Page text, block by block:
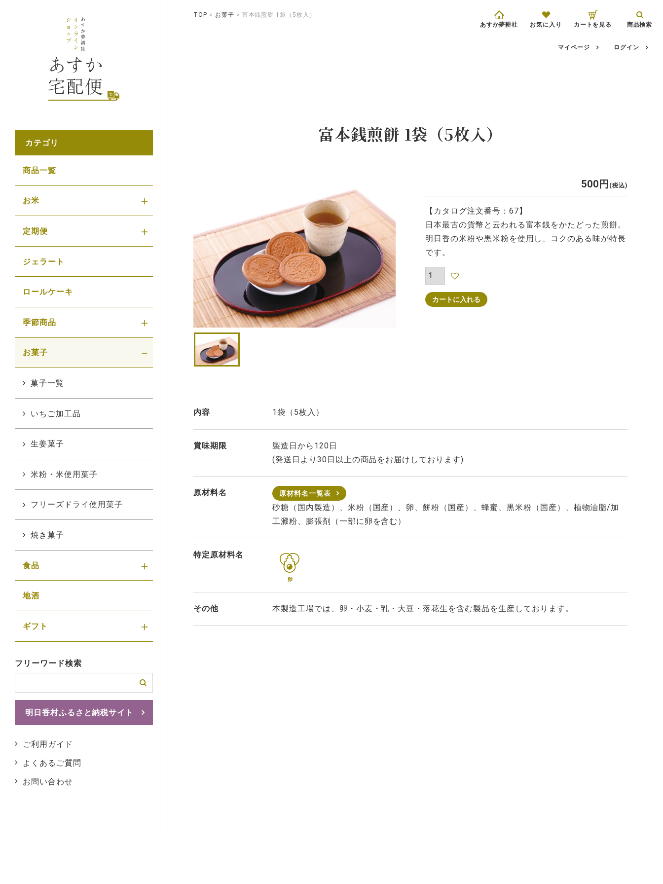
あすか夢耕社 お気に入り カートを見る 商品検索
マイページ ログイン
TOP お菓子 富本銭煎餅 1袋（5枚入）
富本銭煎餅 1袋（5枚入）
500 税込
【カタログ注文番号：67】
日本最古の貨幣と云われる富本銭をかたどった煎餅。
明日香の米粉や黒米粉を使用し、コクのある味が特長
です。
カートに入れる
内容 1袋（5枚入）
賞味期限
製造日から120日
(発送日より30日以上の商品をお届けしております)
原材料名 原材料名一覧表
砂糖（国内製造）、米粉（国産）、卵、餅粉（国産）、蜂蜜、黒米粉（国産）、植物油脂/加
工澱粉、膨張剤（一部に卵を含む）
特定原材料名
卵
その他 本製造工場では、卵・小麦・乳・大豆・落花生を含む製品を生産しております。
カテゴリ
商品一覧
お米
定期便
ジェラート
ロールケーキ
季節商品
お菓子
菓子一覧
いちご加工品
生姜菓子
米粉・米使用菓子
フリーズドライ使用菓子
焼き菓子
食品
地酒
ギフト
フリーワード検索
明日香村ふるさと納税サイト
ご利用ガイド
よくあるご質問
お問い合わせ